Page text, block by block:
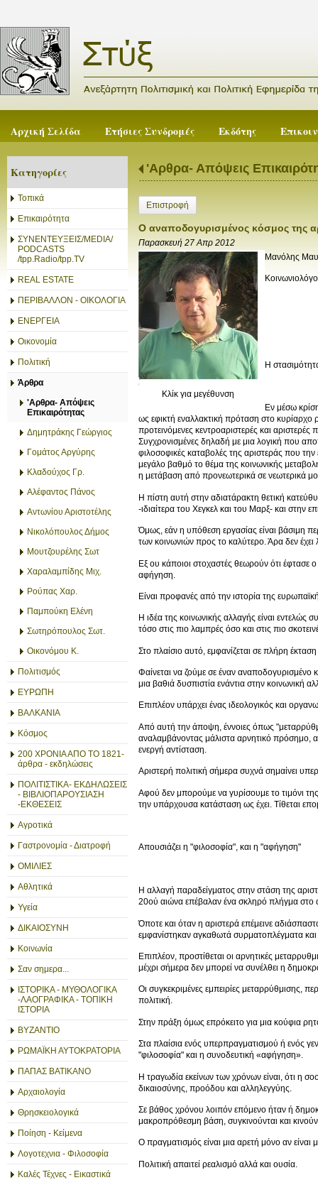
Αρχική Σελίδα Ετήσιες Συνδρομές Εκδότης
Κατηγορίες
Τοπικά
Επικαιρότητα
ΣΥΝΕΝΤΕΥΞΕΙΣ/MEDIA/
PODCASTS
/tpp.Radio/tpp.TV
REAL ESTATE
ΠΕΡΙΒΑΛΛΟΝ - ΟΙΚΟΛΟΓΙΑ
ΕΝΕΡΓΕΙΑ
Οικονομία
Πολιτική
Άρθρα
'Αρθρα- Απόψεις
Επικαιρότητας
Δημητράκης Γεώργιος
Γομάτος Αργύρης
Κλαδούχος Γρ.
Αλέφαντος Πάνος
Αντωνίου Αριστοτέλης
Νικολόπουλος Δήμος
Μουτζουρέλης Σωτ
Χαραλαμπίδης Μιχ.
Ρούπας Χαρ.
Παμπούκη Ελένη
Σωτηρόπουλος Σωτ.
Οικονόμου Κ.
Πολιτισμός
ΕΥΡΩΠΗ
ΒΑΛΚΑΝΙΑ
Κόσμος
200 ΧΡΟΝΙΑ ΑΠΟ ΤΟ 1821-
άρθρα - εκδηλώσεις
ΠΟΛΙΤΙΣΤΙΚΑ- ΕΚΔΗΛΩΣΕΙΣ
- ΒΙΒΛΙΟΠΑΡΟΥΣΙΑΣΗ
-ΕΚΘΕΣΕΙΣ
Αγροτικά
Γαστρονομία - Διατροφή
ΟΜΙΛΙΕΣ
Αθλητικά
Υγεία
ΔΙΚΑΙΟΣΥΝΗ
Κοινωνία
Σαν σημερα...
ΙΣΤΟΡΙΚΑ - ΜΥΘΟΛΟΓΙΚΑ
-ΛΑΟΓΡΑΦΙΚΑ - ΤΟΠΙΚΗ
ΙΣΤΟΡΙΑ
ΒΥΖΑΝΤΙΟ
ΡΩΜΑΪΚΗ ΑΥΤΟΚΡΑΤΟΡΙΑ
ΠΑΠΑΣ ΒΑΤΙΚΑΝΟ
Αρχαιολογία
Θρησκειολογικά
Ποίηση - Κείμενα
Λογοτεχνια - Φιλοσοφία
Καλές Τέχνες - Εικαστικά
'Αρθρα- Απόψεις
Επιστροφή
Ο αναποδογυρισμένος κόσμος της
Παρασκευή 27 Απρ 2012
Κλίκ για μεγέθυνση
Μανόλης
Η
Εν μέσω
ως εφικτή εναλλακτική πρόταση στο κυρίαρχο
προτεινόμενες κεντροαριστερές και
Συγχρονισμένες δηλαδή με μια λογική που
φιλοσοφικές καταβολές της αριστεράς που
μεγάλο βαθμό το θέμα της κοινωνικής
η μετάβαση από προνεωτερικά σε νεωτερικά
Η πίστη αυτή στην αδιατάρακτη θετική
-ιδιαίτερα του Χεγκελ και του Μαρξ- και στην
Όμως, εάν η υπόθεση εργασίας είναι βάσιμη
των κοινωνιών προς το καλύτερο. Άρα δεν
Εξ ου κάποιοι στοχαστές θεωρούν ότι έφτασε
αφήγηση.
Είναι προφανές από την ιστορία της
Η ιδέα της κοινωνικής αλλαγής είναι εντελώς
τόσο στις πιο λαμπρές όσο και στις πιο
Στο πλαίσιο αυτό, εμφανίζεται σε πλήρη
Φαίνεται να ζούμε σε έναν αναποδογυρισμένο
μια βαθιά δυσπιστία ενάντια στην κοινωνική
Επιπλέον υπάρχει ένας ιδεολογικός και
Από αυτή την άποψη, έννοιες όπως
αναλαμβάνοντας μάλιστα αρνητικό πρόσημο,
ενεργή αντίσταση.
Αριστερή πολιτική σήμερα συχνά σημαίνει
Αφού δεν μπορούμε να γυρίσουμε το τιμόνι
την υπάρχουσα κατάσταση ως έχει. Τίθεται
Απουσιάζει η "φιλοσοφία", και η "αφήγηση"
Η αλλαγή παραδείγματος στην στάση της
20ού αιώνα επέβαλαν ένα σκληρό πλήγμα
Όποτε και όταν η αριστερά επέμεινε
εμφανίστηκαν αγκαθωτά συρματοπλέγματα
Επιπλέον, προστίθεται οι αρνητικές
μέχρι σήμερα δεν μπορεί να συνέλθει η
Οι συγκεκριμένες εμπειρίες μεταρρύθμισης,
πολιτική.
Στην πράξη όμως επρόκειτο για μια κούφια
Στα πλαίσια ενός υπερπραγματισμού ή ενός
"φιλοσοφία" και η συνοδευτική «αφήγηση».
Η τραγωδία εκείνων των χρόνων είναι, ότι η
δικαιοσύνης, προόδου και αλληλεγγύης.
Σε βάθος χρόνου λοιπόν επόμενο ήταν ή
μακροπρόθεσμη βάση, συγκινούνται και
Ο πραγματισμός είναι μια αρετή μόνο αν είναι
Πολιτική απαιτεί ρεαλισμό αλλά και ουσία.